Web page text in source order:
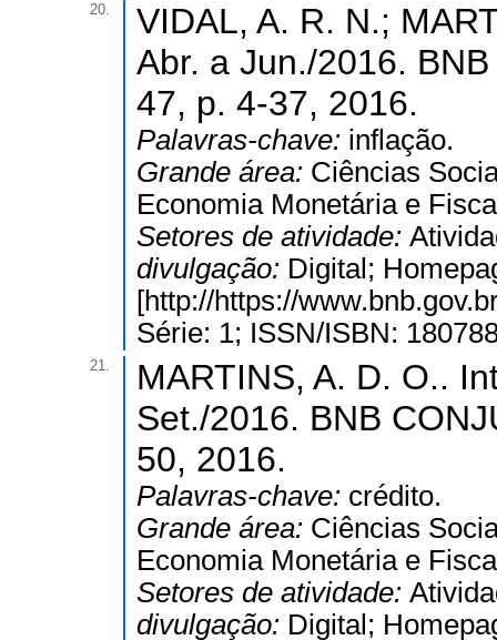
20.
VIDAL, A. R. N.;
Abr. a Jun./2016.
47, p. 4-37, 2016.
Palavras-chave: inflação.
Grande área: Ciências
Economia Monetária e
Setores de atividade:
divulgação: Digital;
[http://https://
Série: 1; ISSN/ISBN:
21.
MARTINS, A. D. O..
Set./2016. BNB
50, 2016.
Palavras-chave: crédito.
Grande área: Ciências
Economia Monetária e
Setores de atividade:
divulgação: Digital;